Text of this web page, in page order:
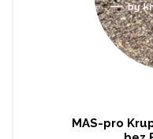
MAS-pro